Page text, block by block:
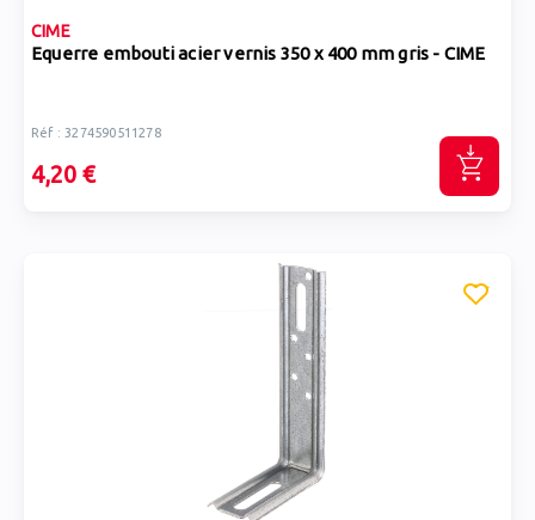
CIME
Equerre embouti acier vernis 350 x 400 mm gris - CIME
Réf : 3274590511278
4,20 €